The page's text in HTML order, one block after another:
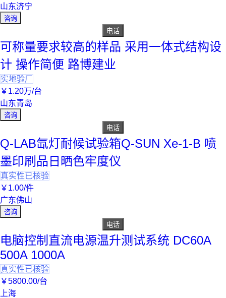
山东济宁
咨询
电话
可称量要求较高的样品 采用一体式结构设
计 操作简便 路博建业
实地验厂
￥ 1.20万/台
山东青岛
咨询
电话
Q-LAB氙灯耐候试验箱Q-SUN Xe-1-B 喷
墨印刷品日晒色牢度仪
真实性已核验
￥ 1.00/件
广东佛山
咨询
电话
电脑控制直流电源温升测试系统 DC60A
500A 1000A
真实性已核验
￥5800.00/台
上海